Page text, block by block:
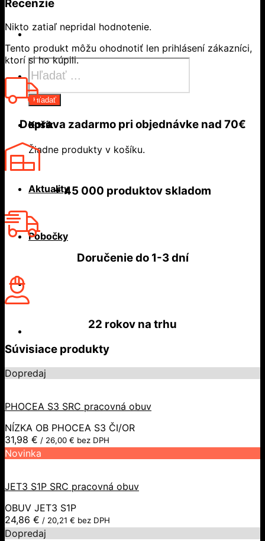
Products
search
Hľadať
Košík
Žiadne produkty v košíku.
Aktuality
Pobočky
Recenzie
Nikto zatiaľ nepridal hodnotenie.
Tento produkt môžu ohodnotiť len prihlásení zákazníci,
ktorí si ho kúpili.
Doprava zadarmo pri objednávke nad 70€
+ 45 000 produktov skladom
Doručenie do1-3 dní
22 rokov na trhu
Súvisiace produkty
Dopredaj
PHOCEA S3 SRC pracovná obuv
NÍZKA OB PHOCEA S3 ČI/OR
31,98 € / 26,00 € bez DPH
Novinka
JET3 S1P SRC pracovná obuv
OBUV JET3 S1P
24,86 € / 20,21 € bez DPH
Dopredaj